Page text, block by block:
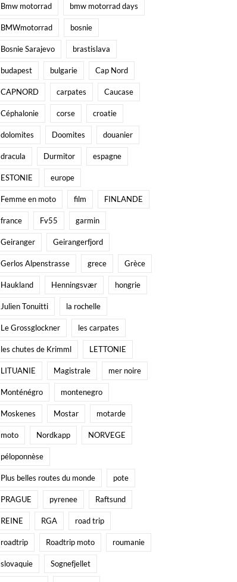
Bmw motorrad bmw motorrad days
BMWmotorrad bosnie
Bosnie Sarajevo brastislava
budapest bulgarie Cap Nord
CAPNORD carpates Caucase
Céphalonie corse croatie
dolomites Doomites douanier
dracula Durmitor espagne
ESTONIE europe
Femme en moto film FINLANDE
france Fv55 garmin
Geiranger Geirangerfjord
Gerlos Alpenstrasse grece Grèce
Haukland Henningsvær hongrie
Julien Tonuitti la rochelle
Le Grossglockner les carpates
les chutes de Krimml LETTONIE
LITUANIE Magistrale mer noire
Monténégro montenegro
Moskenes Mostar motarde
moto Nordkapp NORVEGE
péloponnèse
Plus belles routes du monde pote
PRAGUE pyrenee Raftsund
REINE RGA road trip
roadtrip Roadtrip moto roumanie
slovaquie Sognefjellet